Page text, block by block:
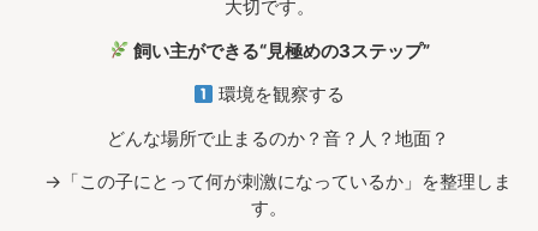
大切です。
飼い主ができる“見極めの3ステップ”
環境を観察する
どんな場所で止まるのか？音？人？地面？
→「この子にとって何が刺激になっているか」を整理しま
す。